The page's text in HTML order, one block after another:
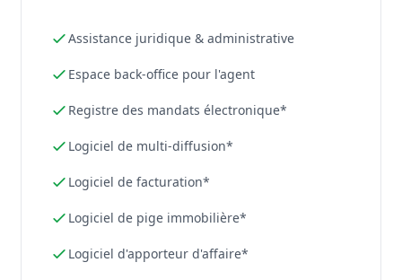
Assistance juridique & administrative
Espace back-office pour l'agent
Registre des mandats électronique*
Logiciel de multi-diffusion*
Logiciel de facturation*
Logiciel de pige immobilière*
Logiciel d'apporteur d'affaire*